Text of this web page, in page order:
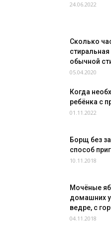
24.06.2022
Сколько
обычной
05.04.2020
Когда
ребёнка с
01.11.2022
Борщ без
способ
10.11.2018
Мочёные
домашних
ведре, с
04.11.2018